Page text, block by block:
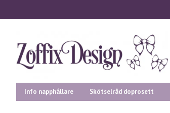
Info napphållare Skötselråd doprosett